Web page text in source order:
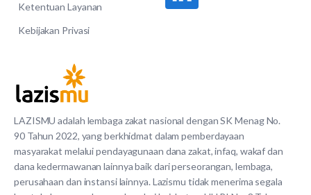
LAZISMU adalah lembaga zakat nasional dengan SK Menag No.
90 Tahun 2022, yang berkhidmat dalam pemberdayaan
masyarakat melalui pendayagunaan dana zakat, infaq, wakaf dan
dana kedermawanan lainnya baik dari perseorangan, lembaga,
perusahaan dan instansi lainnya. Lazismu tidak menerima segala
Ketentuan Layanan
Kebijakan Privasi